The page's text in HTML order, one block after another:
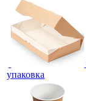
упаковка